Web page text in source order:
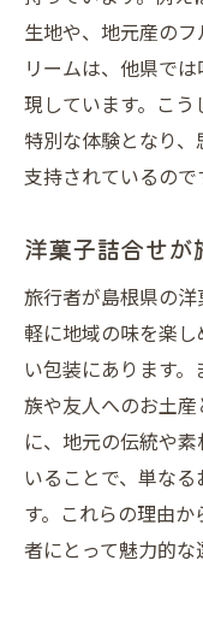
生地や、地元産の
リームは、他県で
現しています。こ
特別な体験となり
支持されているので
洋菓子詰合せが
旅行者が島根県の
軽に地域の味を楽
い包装にあります
族や友人へのお土
に、地元の伝統や
いることで、単な
す。これらの理由
者にとって魅力的な